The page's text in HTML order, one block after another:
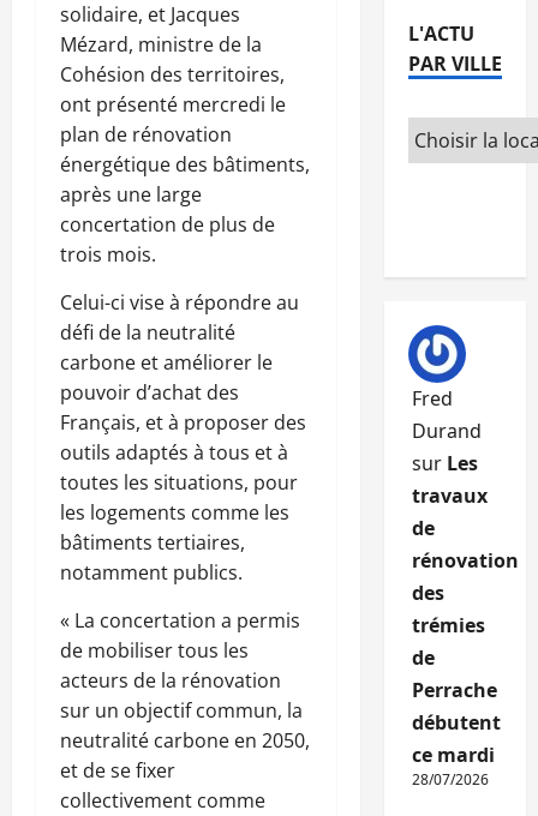
solidaire, et Jacques
Mézard, ministre de la
Cohésion des territoires,
ont présenté mercredi le
plan de rénovation
énergétique des bâtiments,
après une large
concertation de plus de
trois mois.
Celui-ci vise à répondre au
défi de la neutralité
carbone et améliorer le
pouvoir d’achat des
Français, et à proposer des
outils adaptés à tous et à
toutes les situations, pour
les logements comme les
bâtiments tertiaires,
notamment publics.
« La concertation a permis
de mobiliser tous les
acteurs de la rénovation
sur un objectif commun, la
neutralité carbone en 2050,
et de se fixer
collectivement comme
L'ACTU
PAR VILLE
Fred
Durand
sur Les
travaux
de
rénovation
des
trémies
de
Perrache
débutent
ce mardi
28/07/2026